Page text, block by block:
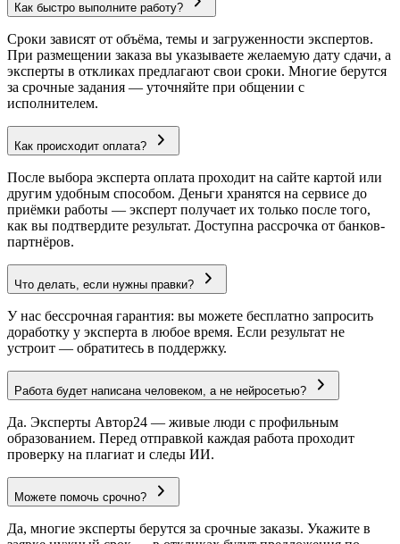
Как быстро выполните работу?
Сроки зависят от объёма, темы и загруженности экспертов.
При размещении заказа вы указываете желаемую дату сдачи, а
эксперты в откликах предлагают свои сроки. Многие берутся
за срочные задания — уточняйте при общении с
исполнителем.
Как происходит оплата?
После выбора эксперта оплата проходит на сайте картой или
другим удобным способом. Деньги хранятся на сервисе до
приёмки работы — эксперт получает их только после того,
как вы подтвердите результат. Доступна рассрочка от банков-
партнёров.
Что делать, если нужны правки?
У нас бессрочная гарантия: вы можете бесплатно запросить
доработку у эксперта в любое время. Если результат не
устроит — обратитесь в поддержку.
Работа будет написана человеком, а не нейросетью?
Да. Эксперты Автор24 — живые люди с профильным
образованием. Перед отправкой каждая работа проходит
проверку на плагиат и следы ИИ.
Можете помочь срочно?
Да, многие эксперты берутся за срочные заказы. Укажите в